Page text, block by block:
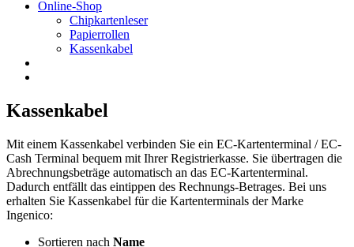
Online-Shop
Chipkartenleser
Papierrollen
Kassenkabel
Kassenkabel
Mit einem Kassenkabel verbinden Sie ein EC-Kartenterminal / EC-
Cash Terminal bequem mit Ihrer Registrierkasse. Sie übertragen die
Abrechnungsbeträge automatisch an das EC-Kartenterminal.
Dadurch entfällt das eintippen des Rechnungs-Betrages. Bei uns
erhalten Sie Kassenkabel für die Kartenterminals der Marke
Ingenico:
Sortieren nach Name